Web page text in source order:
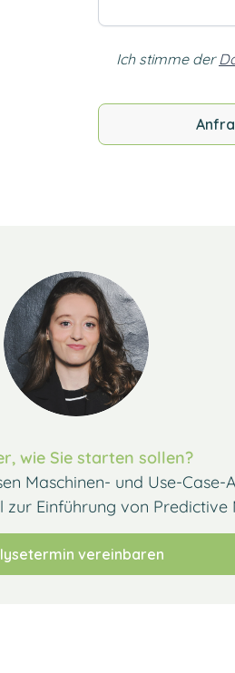
Ich stimme der
wie Sie starten sollen?
Maschinen- und Use-Case-
Einführung von Predictive
vereinbaren